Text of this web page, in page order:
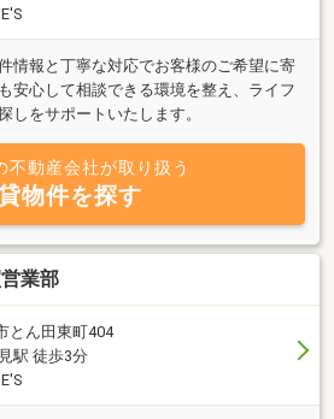
情報と丁寧な対応でお客様のご希望に寄
安心して相談できる環境を整え、ライフ
しをサポートいたします。
不動産会社が取り扱う
物件を探す
業部
とん田東町404
駅 徒歩3分